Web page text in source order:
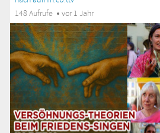
148 Aufrufe
vor 1 Jahr